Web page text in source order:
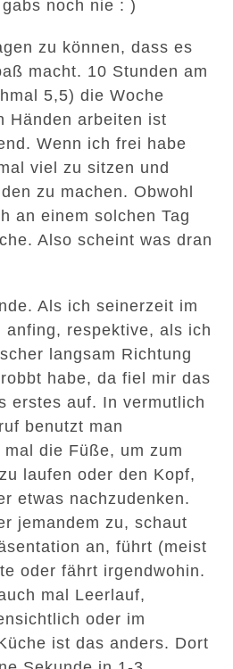
noch nie : )
zu können, dass es
macht. 10 Stunden am
5,5) die Woche
Händen arbeiten ist
Wenn ich frei habe
viel zu sitzen und
zu machen. Obwohl
an einem solchen Tag
Also scheint was dran
Als ich seinerzeit im
anfing, respektive, als ich
langsam Richtung
habe, da fiel mir das
erstes auf. In vermutlich
benutzt man
die Füße, um zum
laufen oder den Kopf,
etwas nachzudenken.
jemandem zu, schaut
an, führt (meist
oder fährt irgendwohin.
mal Leerlauf,
oder im
ist das anders. Dort